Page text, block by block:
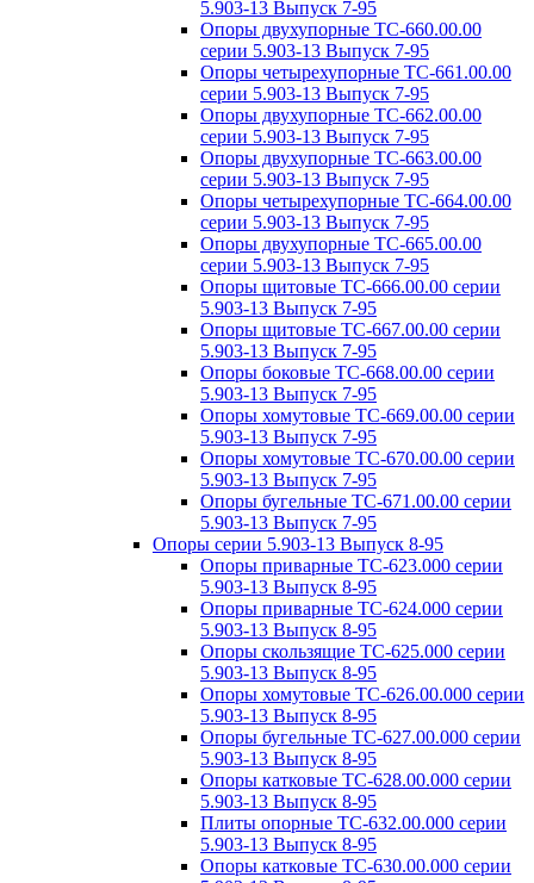
5.903-13 Выпуск 7-95
Опоры двухупорные ТС-660.00.00
серии 5.903-13 Выпуск 7-95
Опоры четырехупорные ТС-661.00.00
серии 5.903-13 Выпуск 7-95
Опоры двухупорные ТС-662.00.00
серии 5.903-13 Выпуск 7-95
Опоры двухупорные ТС-663.00.00
серии 5.903-13 Выпуск 7-95
Опоры четырехупорные ТС-664.00.00
серии 5.903-13 Выпуск 7-95
Опоры двухупорные ТС-665.00.00
серии 5.903-13 Выпуск 7-95
Опоры щитовые ТС-666.00.00 серии
5.903-13 Выпуск 7-95
Опоры щитовые ТС-667.00.00 серии
5.903-13 Выпуск 7-95
Опоры боковые ТС-668.00.00 серии
5.903-13 Выпуск 7-95
Опоры хомутовые ТС-669.00.00 серии
5.903-13 Выпуск 7-95
Опоры хомутовые ТС-670.00.00 серии
5.903-13 Выпуск 7-95
Опоры бугельные ТС-671.00.00 серии
5.903-13 Выпуск 7-95
Опоры серии 5.903-13 Выпуск 8-95
Опоры приварные ТС-623.000 серии
5.903-13 Выпуск 8-95
Опоры приварные ТС-624.000 серии
5.903-13 Выпуск 8-95
Опоры скользящие ТС-625.000 серии
5.903-13 Выпуск 8-95
Опоры хомутовые ТС-626.00.000 серии
5.903-13 Выпуск 8-95
Опоры бугельные ТС-627.00.000 серии
5.903-13 Выпуск 8-95
Опоры катковые ТС-628.00.000 серии
5.903-13 Выпуск 8-95
Плиты опорные ТС-632.00.000 серии
5.903-13 Выпуск 8-95
Опоры катковые ТС-630.00.000 серии